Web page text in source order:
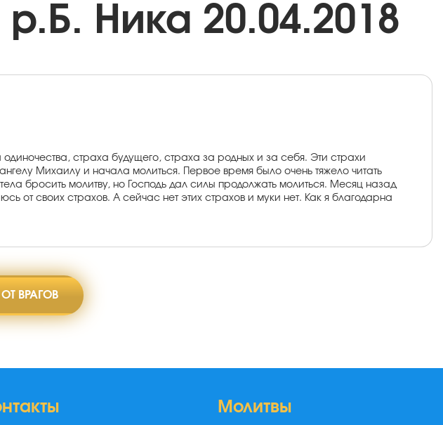
Ника 20.04.2018
страха будущего, страха за родных и за себя. Эти страхи
Михаилу и начала молиться. Первое время было очень тяжело читать
бросить молитву, но Господь дал силы продолжать молиться. Месяц назад
от своих страхов. А сейчас нет этих страхов и муки нет. Как я благодарна
ВРАГОВ
Молитвы